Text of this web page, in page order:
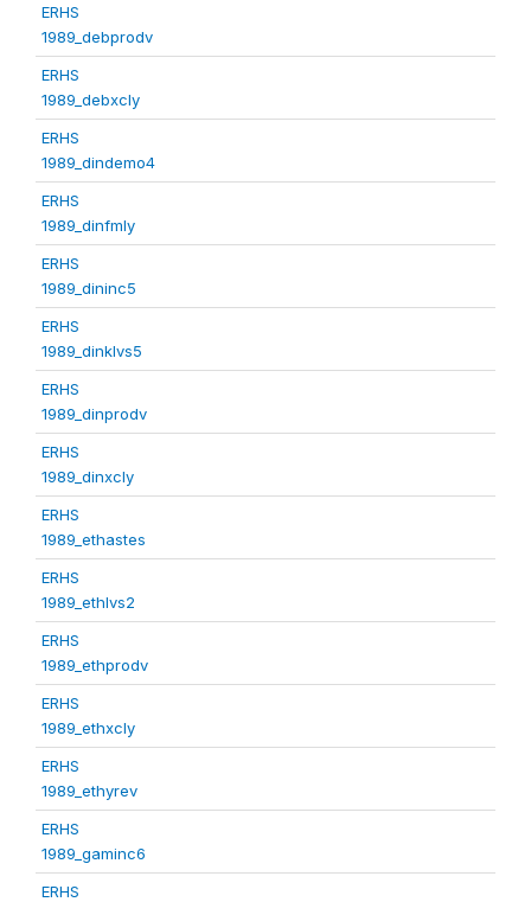
ERHS
1989_debprodv
ERHS
1989_debxcly
ERHS
1989_dindemo4
ERHS
1989_dinfmly
ERHS
1989_dininc5
ERHS
1989_dinklvs5
ERHS
1989_dinprodv
ERHS
1989_dinxcly
ERHS
1989_ethastes
ERHS
1989_ethlvs2
ERHS
1989_ethprodv
ERHS
1989_ethxcly
ERHS
1989_ethyrev
ERHS
1989_gaminc6
ERHS